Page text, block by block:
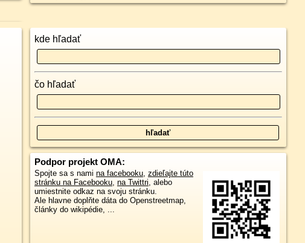
kde hľadať
čo hľadať
Podpor projekt OMA:
Spojte sa s nami na facebooku, zdieľajte túto
stránku na Facebooku, na Twittri, alebo
umiestnite odkaz na svoju stránku.
Ale hlavne doplňte dáta do Openstreetmap,
články do wikipédie, ...